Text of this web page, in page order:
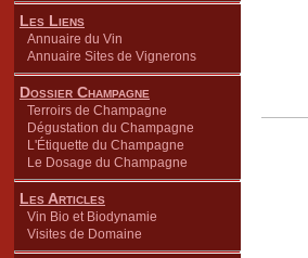
Les Liens
Annuaire du Vin
Annuaire Sites de Vignerons
Dossier Champagne
Terroirs de Champagne
Dégustation du Champagne
L'Étiquette du Champagne
Le Dosage du Champagne
Les Articles
Vin Bio et Biodynamie
Visites de Domaine